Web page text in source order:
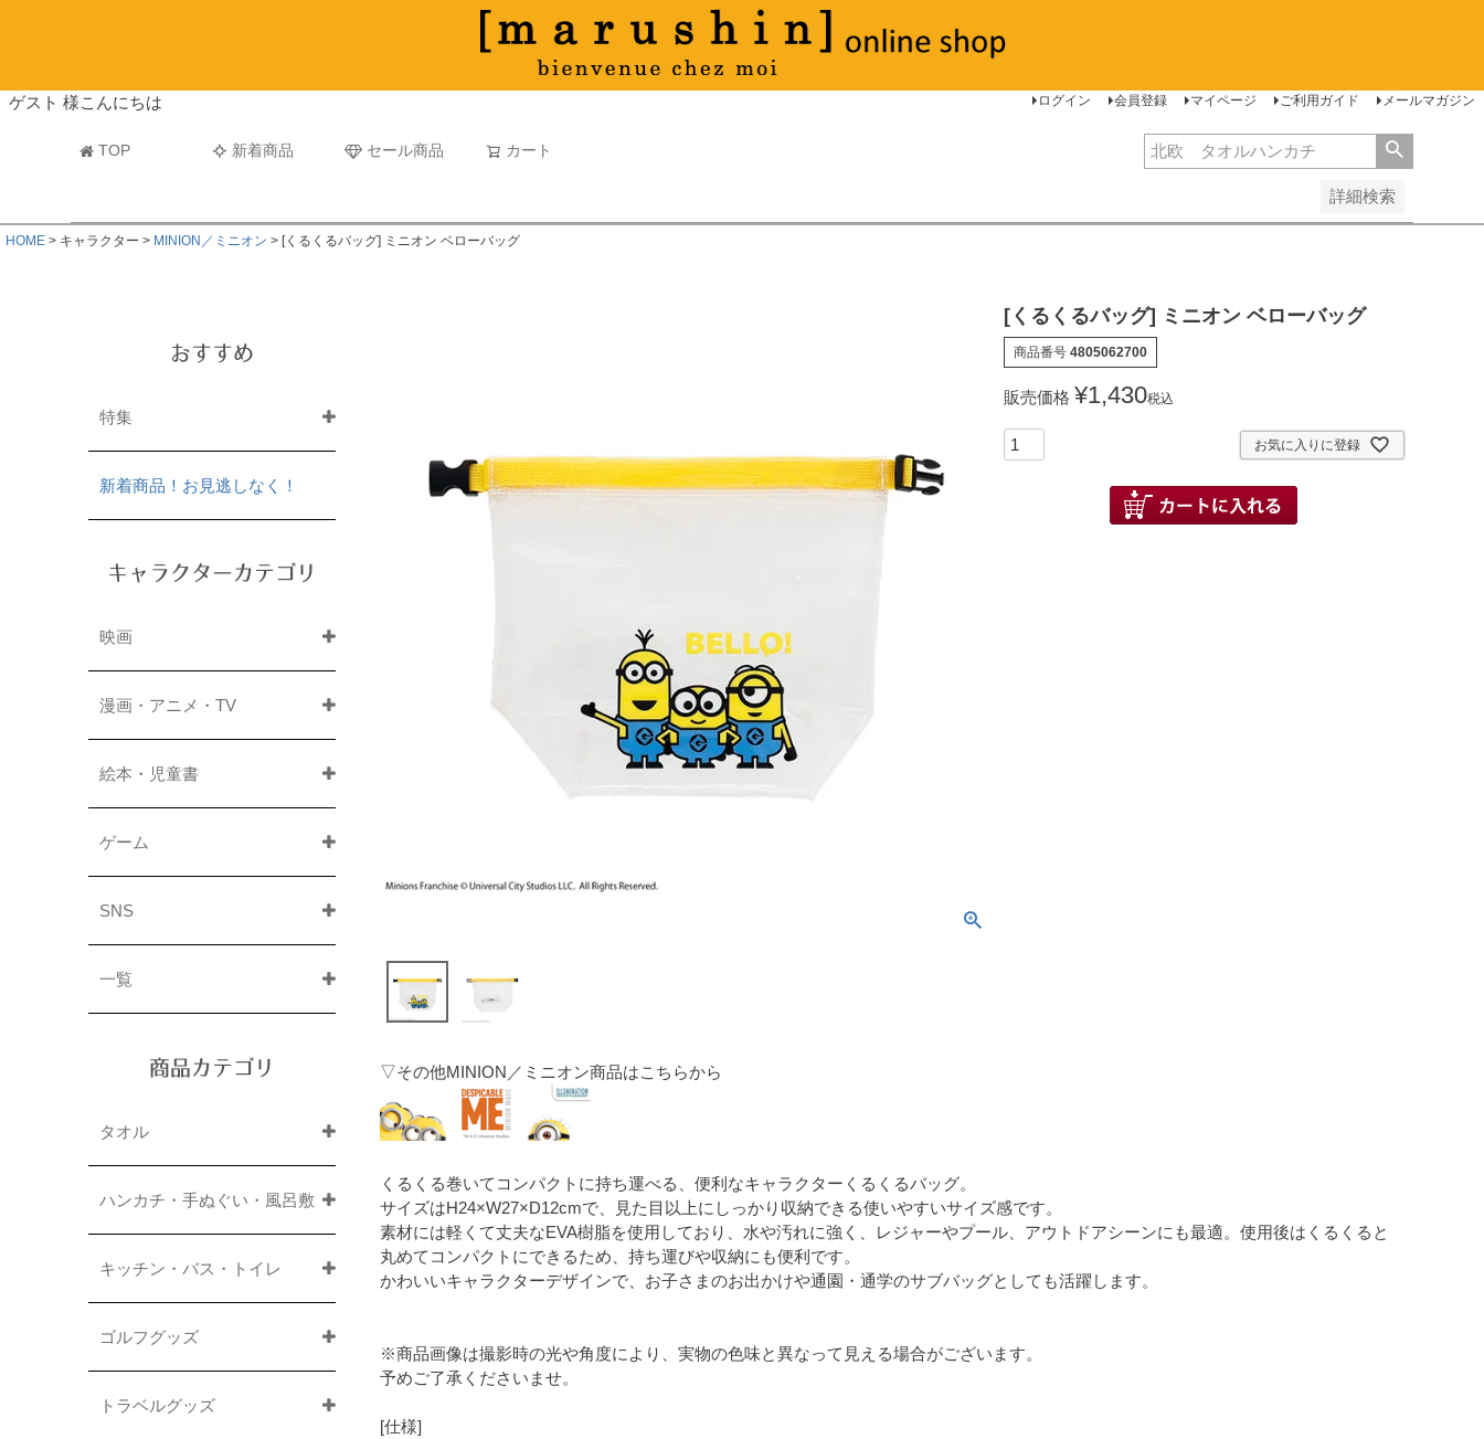
ゲスト 様こんにちは ログイン 会員登録 マイページ ご利用ガイド メールマガジン
TOP 新着商品 セール商品 カート
詳細検索
マフラータオル
並び順
新着順
古い順 価格が安い順
HOME キャラクター MINION／ミニオン [くるくるバッグ] ミニオン ベローバッグ
おすすめ
特集
新着商品！お見逃しなく！
キャラクターカテゴリ
映画
漫画・アニメ・TV
絵本・児童書
ゲーム
SNS
一覧
商品カテゴリ
タオル
ハンカチ・手ぬぐい・風呂敷
キッチン・バス・トイレ
ゴルフグッズ
トラベルグッズ
[くるくるバッグ] ミニオン ベローバッグ
商品番号 4805062700
販売価格 ¥1,430税込
お気に入りに登録
▽その他MINION／ミニオン商品はこちらから
くるくる巻いてコンパクトに持ち運べる、便利なキャラクターくるくるバッグ。
サイズはH24×W27×D12cmで、見た目以上にしっかり収納できる使いやすいサイズ感です。
素材には軽くて丈夫なEVA樹脂を使用しており、水や汚れに強く、レジャーやプール、アウトドアシーンにも最適。使用後はくるくると
丸めてコンパクトにできるため、持ち運びや収納にも便利です。
かわいいキャラクターデザインで、お子さまのお出かけや通園・通学のサブバッグとしても活躍します。
※商品画像は撮影時の光や角度により、実物の色味と異なって見える場合がございます。
予めご了承くださいませ。
[仕様]